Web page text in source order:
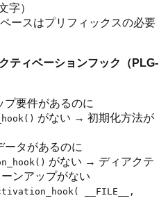
字）
ースはプリフィックスの必要
ティベーションフック（PLG-
プ要件があるのに
がない → 初期化方法が
ータがあるのに
がない → ディアクテ
ンアップがない
__FILE__,